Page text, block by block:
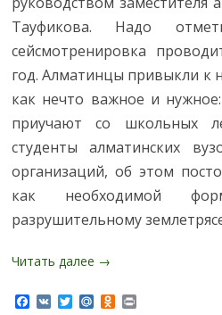
Тауфикова. Надо
сейсмотренировка
год. Алматинцы привыкли к
как нечто важное и
приучают со школьных
студенты алматинских
организаций, об этом
как необходимой
разрушительному
Читать далее →
Facebook
VKTwitterMail.RuOdnoklassniki
Print